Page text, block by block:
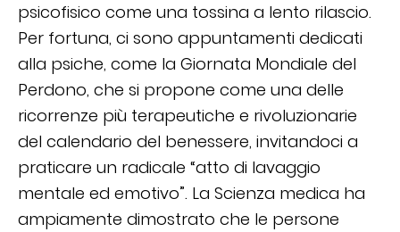
psicofisico come una tossina a lento rilascio.
Per fortuna, ci sono appuntamenti dedicati
alla psiche, come la Giornata Mondiale del
Perdono, che si propone come una delle
ricorrenze più terapeutiche e rivoluzionarie
del calendario del benessere, invitandoci a
praticare un radicale “atto di lavaggio
mentale ed emotivo”. La Scienza medica ha
ampiamente dimostrato che le persone